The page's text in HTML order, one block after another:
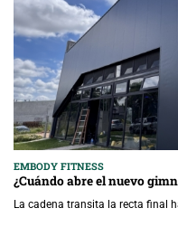
EMBODY FITNESS
¿Cuándo abre el nuevo
La cadena transita la recta final